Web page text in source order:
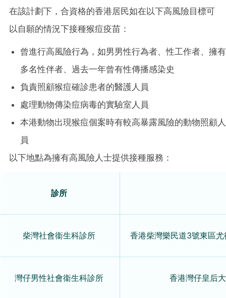
在該計劃下，合資格的香港居民如在以下高風險目標可
以自願的情況下接種猴痘疫苗：
曾進行高風險行為，如男男性行為者、性工作者、擁有
多名性伴者、過去一年曾有性傳播感染史
負責照顧猴痘確診患者的醫護人員
處理動物傳染痘病毒的實驗室人員
本港動物出現猴痘個案時有較高暴露風險的動物照顧人
員
以下地點為擁有高風險人士提供接種服務：
診所
柴灣社會衞生科診所 香港柴灣樂民道3號東區
灣仔男性社會衞生科診所 香港灣仔皇后